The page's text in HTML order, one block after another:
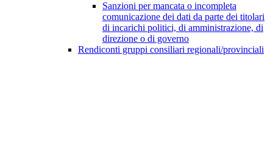
Sanzioni per mancata o incompleta
comunicazione dei dati da parte dei titolari
di incarichi politici, di amministrazione, di
direzione o di governo
Rendiconti gruppi consiliari regionali/provinciali